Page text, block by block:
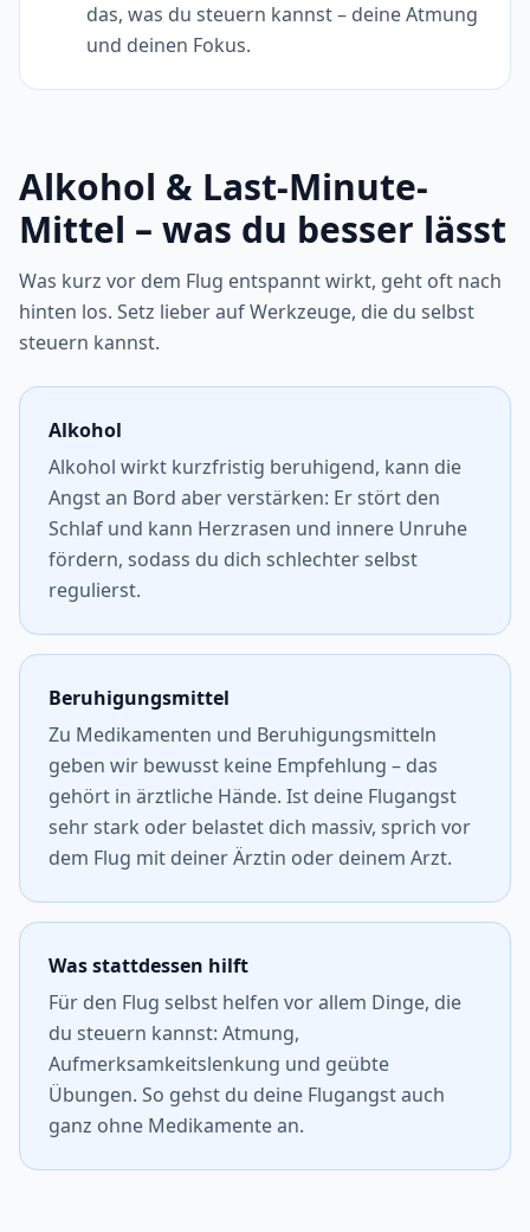
das, was du steuern kannst – deine Atmung
und deinen Fokus.
Alkohol & Last-Minute-
Mittel – was du besser lässt
Was kurz vor dem Flug entspannt wirkt, geht oft nach
hinten los. Setz lieber auf Werkzeuge, die du selbst
steuern kannst.
Alkohol
Alkohol wirkt kurzfristig beruhigend, kann die
Angst an Bord aber verstärken: Er stört den
Schlaf und kann Herzrasen und innere Unruhe
fördern, sodass du dich schlechter selbst
regulierst.
Beruhigungsmittel
Zu Medikamenten und Beruhigungsmitteln
geben wir bewusst keine Empfehlung – das
gehört in ärztliche Hände. Ist deine Flugangst
sehr stark oder belastet dich massiv, sprich vor
dem Flug mit deiner Ärztin oder deinem Arzt.
Was stattdessen hilft
Für den Flug selbst helfen vor allem Dinge, die
du steuern kannst: Atmung,
Aufmerksamkeitslenkung und geübte
Übungen. So gehst du deine Flugangst auch
ganz ohne Medikamente an.